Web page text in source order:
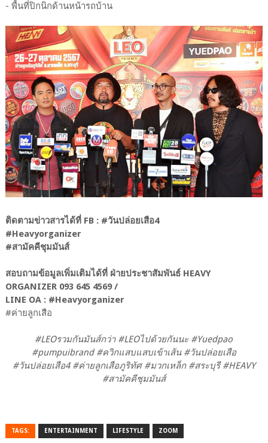
- พื้นที่ปิกนิกด้านหน้ารถบ้าน
ติดตามข่าวสารได้ที่ FB : #วันปล่อยเสือ4
#Heavyorganizer
#สามัคคีชุมมันส์
สอบถามข้อมูลเพิ่มเติมได้ที่ ฝ่ายประชาสัมพันธ์ HEAVY
ORGANIZER 093 645 4569 /
LINE OA : #Heavyorganizer
#ค่ายลูกเสือ
#LEOรวมกันมันส์กว่า #LEOไปด้วยกันนะ #Yuedpao
#pumpuibrand #ควิกแสบแสบเข้าเส้น #วันปล่อยเสือ
#วันปล่อยเสือ4 #ค่ายลูกเสือภูริทัศ #มวกเหล็ก #สระบุรี #HEAVY
#สามัคคีชุมมันส์
TAGS: ENTERTAINMENT LIFESTYLE ZOOM